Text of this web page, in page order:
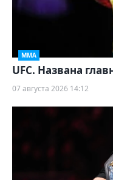
ММА
UFC. Названа
07 августа 2026 14:12